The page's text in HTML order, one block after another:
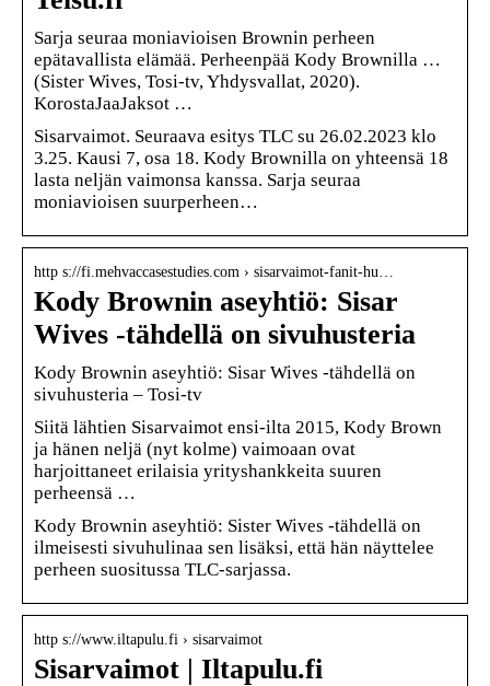
Sarja seuraa moniavioisen Brownin perheen
epätavallista elämää. Perheenpää Kody Brownilla …
(Sister Wives, Tosi-tv, Yhdysvallat, 2020).
KorostaJaaJaksot …
Sisarvaimot. Seuraava esitys TLC su 26.02.2023 klo
3.25. Kausi 7, osa 18. Kody Brownilla on yhteensä 18
lasta neljän vaimonsa kanssa. Sarja seuraa
moniavioisen suurperheen…
http s://fi.mehvaccasestudies.com › sisarvaimot-fanit-hu…
Kody Brownin aseyhtiö: Sisar
Wives -tähdellä on sivuhusteria
Kody Brownin aseyhtiö: Sisar Wives -tähdellä on
sivuhusteria – Tosi-tv
Siitä lähtien Sisarvaimot ensi-ilta 2015, Kody Brown
ja hänen neljä (nyt kolme) vaimoaan ovat
harjoittaneet erilaisia ​​yrityshankkeita suuren
perheensä …
Kody Brownin aseyhtiö: Sister Wives -tähdellä on
ilmeisesti sivuhulinaa sen lisäksi, että hän näyttelee
perheen suositussa TLC-sarjassa.
http s://www.iltapulu.fi › sisarvaimot
Sisarvaimot | Iltapulu.fi